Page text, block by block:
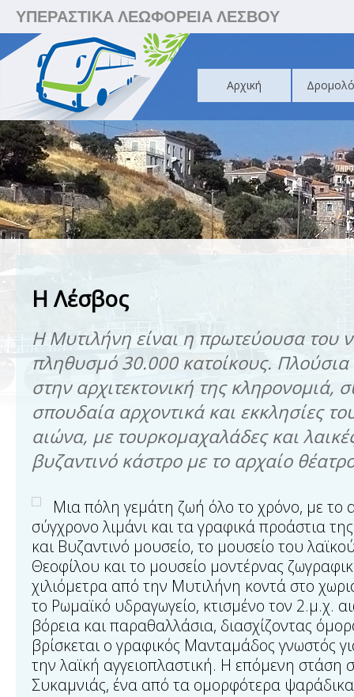
ΥΠΕΡΑΣΤΙΚΑ ΛΕΩΦΟΡΕΙΑ ΛΕΣΒΟΥ
Αρχική
Η Λέσβος
Η Μυτιλήνη είναι η πρωτεύουσα του
πληθυσμό 30.000 κατοίκους. Πλούσια
στην αρχιτεκτονική της κληρονομιά,
σπουδαία αρχοντικά και εκκλησίες
αιώνα, με τουρκομαχαλάδες και
βυζαντινό κάστρο με το αρχαίο
Μια πόλη γεμάτη ζωή όλο το χρόνο, με το
σύγχρονο λιμάνι και τα γραφικά προάστια
και Βυζαντινό μουσείο, το μουσείο του
Θεοφίλου και το μουσείο μοντέρνας
χιλιόμετρα από την Μυτιλήνη κοντά στο
το Ρωμαϊκό υδραγωγείο, κτισμένο τον 2.μ.χ.
βόρεια και παραθαλλάσια, διασχίζοντας
βρίσκεται ο γραφικός Μανταμάδος γνωστός
την λαϊκή αγγειοπλαστική. Η επόμενη στάση
Συκαμνιάς, ένα από τα ομορφότερα